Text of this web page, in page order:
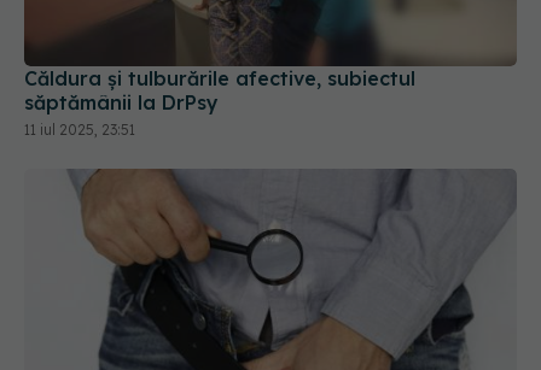
11 iul 2025, 23:51
EXCLUSIV
testul care pune diagnosticul. Dr. Bogdan